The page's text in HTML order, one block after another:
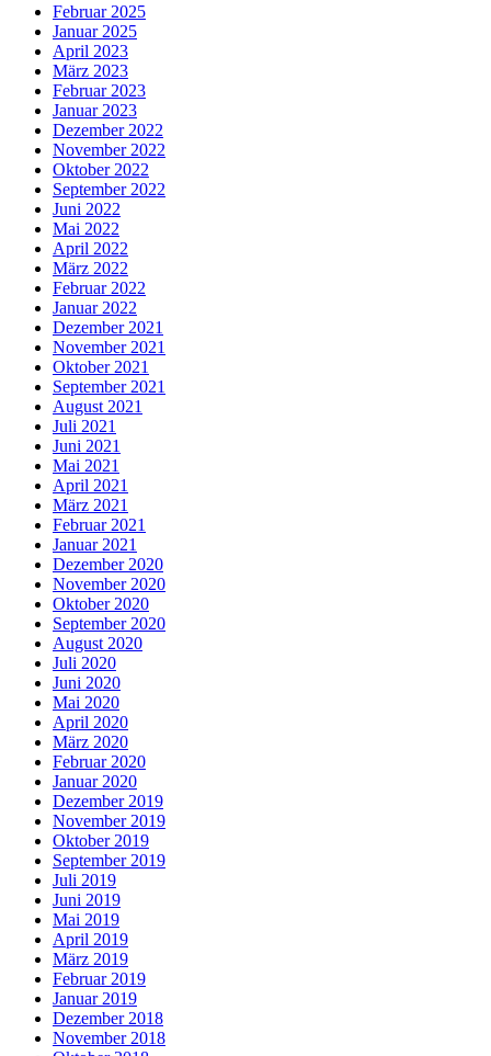
Februar 2025
Januar 2025
April 2023
März 2023
Februar 2023
Januar 2023
Dezember 2022
November 2022
Oktober 2022
September 2022
Juni 2022
Mai 2022
April 2022
März 2022
Februar 2022
Januar 2022
Dezember 2021
November 2021
Oktober 2021
September 2021
August 2021
Juli 2021
Juni 2021
Mai 2021
April 2021
März 2021
Februar 2021
Januar 2021
Dezember 2020
November 2020
Oktober 2020
September 2020
August 2020
Juli 2020
Juni 2020
Mai 2020
April 2020
März 2020
Februar 2020
Januar 2020
Dezember 2019
November 2019
Oktober 2019
September 2019
Juli 2019
Juni 2019
Mai 2019
April 2019
März 2019
Februar 2019
Januar 2019
Dezember 2018
November 2018